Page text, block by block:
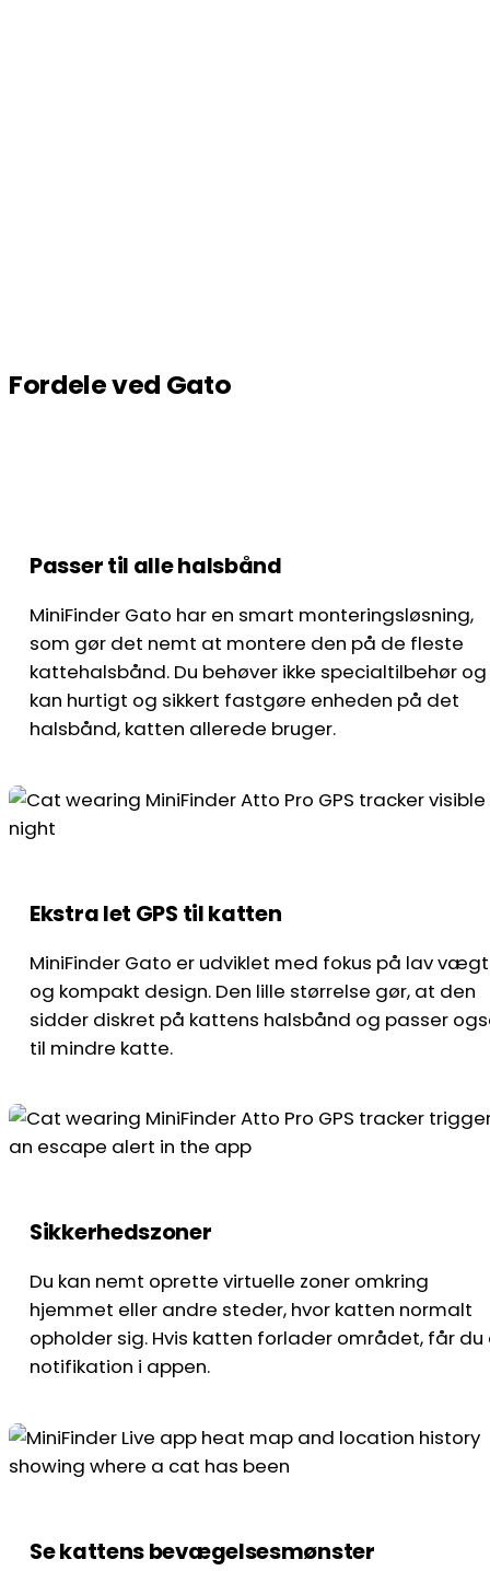
Fordele ved Gato
Passer til alle halsbånd
MiniFinder Gato har en smart monteringsløsning,
som gør det nemt at montere den på de fleste
kattehalsbånd. Du behøver ikke specialtilbehør og
kan hurtigt og sikkert fastgøre enheden på det
halsbånd, katten allerede bruger.
Ekstra let GPS til katten
MiniFinder Gato er udviklet med fokus på lav vægt
og kompakt design. Den lille størrelse gør, at den
sidder diskret på kattens halsbånd og passer
til mindre katte.
Sikkerhedszoner
Du kan nemt oprette virtuelle zoner omkring
hjemmet eller andre steder, hvor katten normalt
opholder sig. Hvis katten forlader området, får du
notifikation i appen.
Se kattens bevægelsesmønster